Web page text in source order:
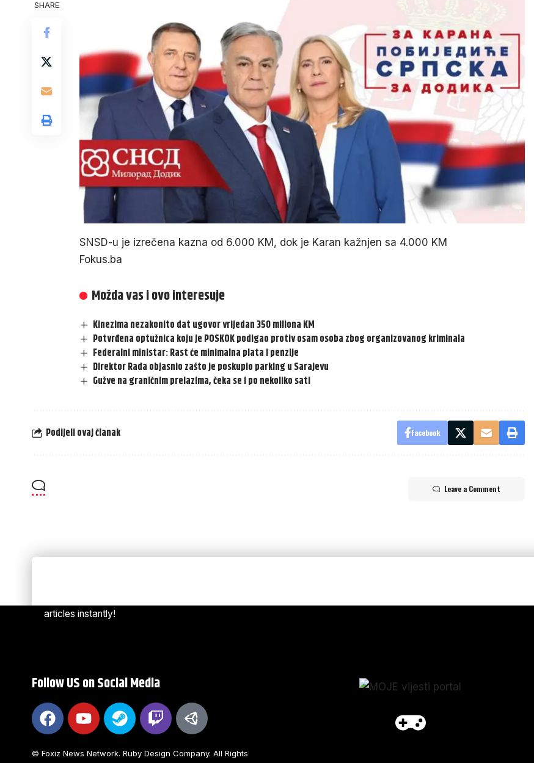
SHARE
SNSD-u je izrečena kazna od 6.000 KM, dok je Karan kažnjen sa 4.000 KM
Fokus.ba
Možda vas i ovo interesuje
Kinezima nezakonito dat ugovor vrijedan 350 miliona KM
Potvrđena optužnica koju je POSKOK podigao protiv osam osoba zbog organizovanog kriminala
Federalni ministar: Rast će minimalna plata i penzije
Direktor Rada objasnio zašto je poskupio parking u Sarajevu
Gužve na graničnim prelazima, čeka se i po nekoliko sati
Podijeli ovaj članak Facebook
Leave a Comment
articles instantly!
Follow US on Social Media
© Foxiz News Network. Ruby Design Company. All Rights